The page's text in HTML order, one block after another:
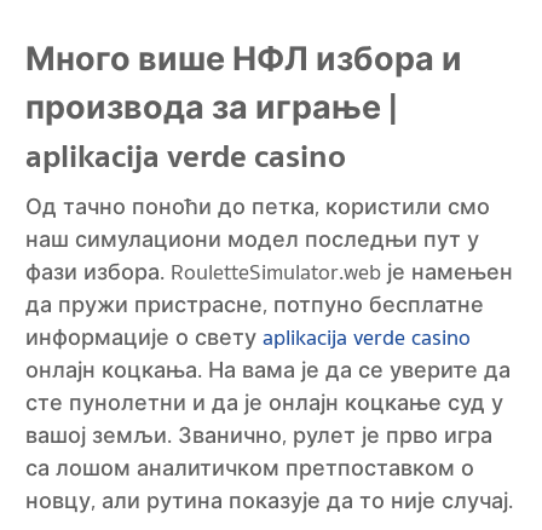
Много више НФЛ избора и
производа за играње |
aplikacija verde casino
Од тачно поноћи до петка, користили смо
наш симулациони модел последњи пут у
фази избора. RouletteSimulator.web је намењен
да пружи пристрасне, потпуно бесплатне
информације о светуaplikacija verde casino
онлајн коцкања. На вама је да се уверите да
сте пунолетни и да је онлајн коцкање суд у
вашој земљи. Званично, рулет је прво игра
са лошом аналитичком претпоставком о
новцу, али рутина показује да то није случај.